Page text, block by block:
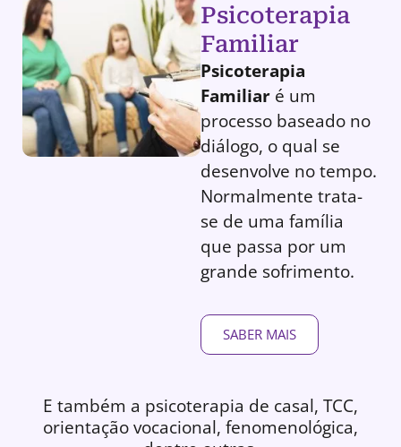
Psicoterapia
Familiar
Psicoterapia
Familiar é um
processo baseado no
diálogo, o qual se
desenvolve no tempo.
Normalmente trata-
se de uma família
que passa por um
grande sofrimento.
SABER MAIS
E também a psicoterapia de casal, TCC,
orientação vocacional, fenomenológica,